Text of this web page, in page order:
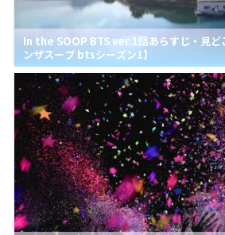
In the SOOP BTS ver.1話あらすじ・見ど
ンザスープ btsシーズン1】